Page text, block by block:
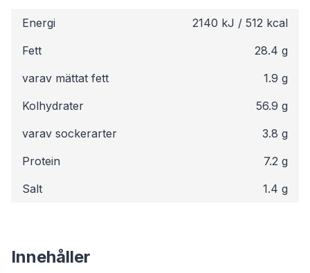
Energi
2140 kJ / 512 kcal
Fett
28.4 g
varav mättat fett
1.9 g
Kolhydrater
56.9 g
varav sockerarter
3.8 g
Protein
7.2 g
Salt
1.4 g
Innehåller